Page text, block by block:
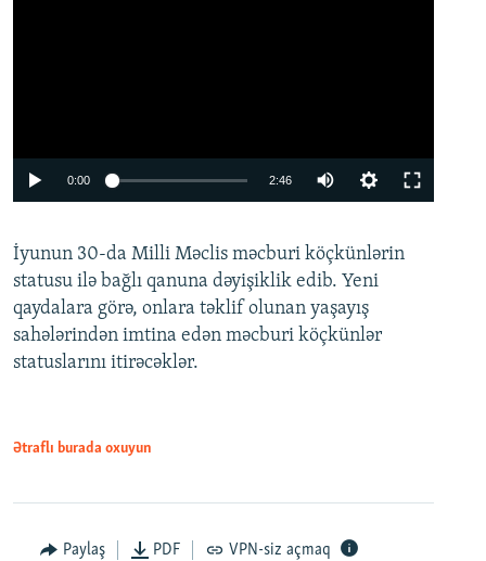
Auto 240p 360p 480p
0:00 2:46
360p
480p
720p
İyunun 30-da Milli Məclis məcburi köçkünlərin
statusu ilə bağlı qanuna dəyişiklik edib. Yeni
qaydalara görə, onlara təklif olunan yaşayış
sahələrindən imtina edən məcburi köçkünlər
statuslarını itirəcəklər.
Ətraflı burada oxuyun
Paylaş PDF VPN-siz açmaq